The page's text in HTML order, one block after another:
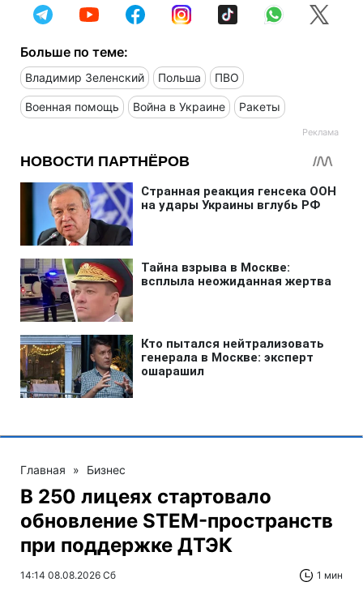
Больше по теме:
Владимир Зеленский Польша ПВО
Военная помощь Война в Украине Ракеты
Главная » Бизнес
В 250 лицеях стартовало
обновление STEM-пространств
при поддержке ДТЭК‌
14:14 08.08.2026 Сб 1 мин